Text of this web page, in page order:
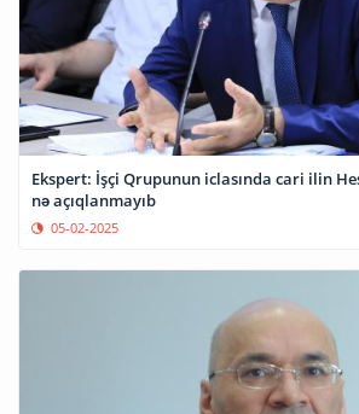
Ekspert: İşçi Qrupunun iclasında cari ilin
nə açıqlanmayıb
05-02-2025